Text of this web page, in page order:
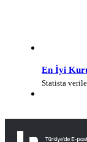
En İyi
Statista